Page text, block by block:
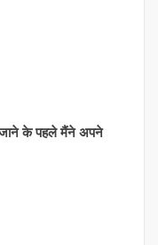
के पहले मैंने अपने